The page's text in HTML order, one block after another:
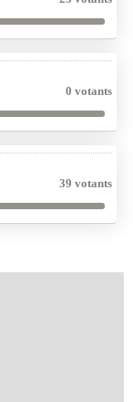
0 votants
39 votants